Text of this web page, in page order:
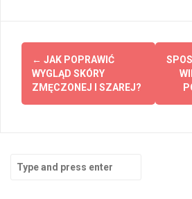
Post
navigation
← JAK POPRAWIĆ
WYGLĄD SKÓRY
ZMĘCZONEJ I SZAREJ?
Search
for: